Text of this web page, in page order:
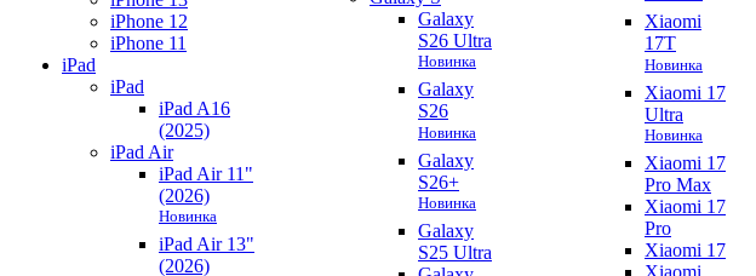
iPhone 12
iPhone 11
iPad
iPad
iPad A16
(2025)
iPad Air
iPad Air 11"
(2026)
Новинка
iPad Air 13"
(2026)
Galaxy
S26 Ultra
Новинка
Galaxy
S26
Новинка
Galaxy
S26+
Новинка
Galaxy
S25 Ultra
Xiaomi
17T
Новинка
Xiaomi 17
Ultra
Новинка
Xiaomi 17
Pro Max
Xiaomi 17
Pro
Xiaomi 17
Xiaomi